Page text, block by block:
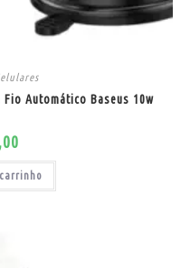
Automático Baseus 10w